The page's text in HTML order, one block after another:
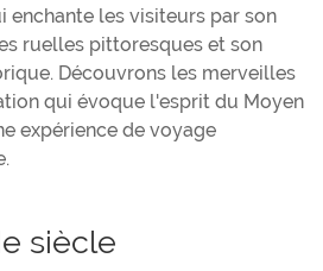
enchante les visiteurs par son
ruelles pittoresques et son
Découvrons les merveilles
qui évoque l'esprit du Moyen
expérience de voyage
siècle